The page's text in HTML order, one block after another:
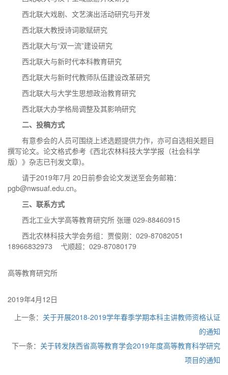
西北联大戏剧、文艺演出活动研究与开发
西北联大教授诗词歌赋研究
西北联大与“双一流”建设研究
西北联大与新时代本科教育研究
西北联大与新时代教师队伍建设改革研究
西北联大与大学生思想政治教育研究
西北联大办学格局调整及其影响研究
二、投稿方式
有意参会的人员可围绕上述选题提供力作，亦可自选相关题目
撰写论文。论文格式参考《西北农林科技大学学报（社会科学
版）》杂志已刊发文章)。
请于2019年7月 20日前参会论文发送至会务邮箱：
pgb@nwsuaf.edu.cn。
三、联系方式
西北工业大学高等教育研究所 张珊 029-88460915
西北农林科技大学会务组：贾俊刚：029-87082051
18966832973 弋顺超：029-87080179
高等教育研究所
2019年4月12日
上一条： 关于开展2018-2019学年春季学期本科主讲教师资格认证
的通知
下一条： 关于转发陕西省高等教育学会2019年度高等教育科学研究
项目的通知